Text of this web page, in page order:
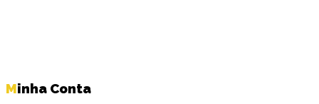
Minha Conta